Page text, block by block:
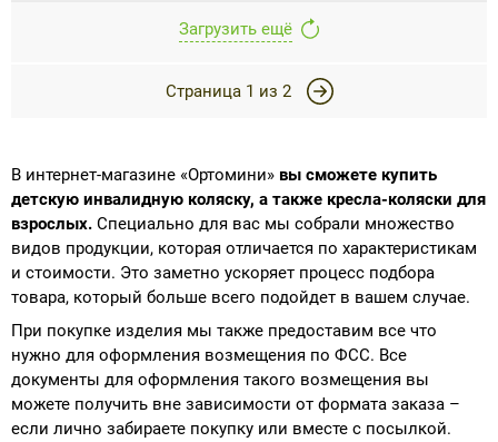
Загрузить ещё
Страница 1 из 2
В интернет-магазине «Ортомини» вы сможете купить
детскую инвалидную коляску, а также кресла-коляски для
взрослых. Специально для вас мы собрали множество
видов продукции, которая отличается по характеристикам
и стоимости. Это заметно ускоряет процесс подбора
товара, который больше всего подойдет в вашем случае.
При покупке изделия мы также предоставим все что
нужно для оформления возмещения по ФСС. Все
документы для оформления такого возмещения вы
можете получить вне зависимости от формата заказа –
если лично забираете покупку или вместе с посылкой.